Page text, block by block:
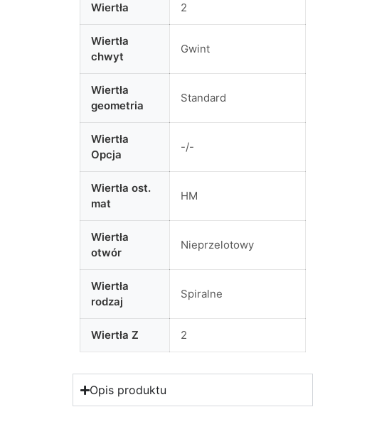
Wiertła 2
Wiertła
chwyt
Gwint
Wiertła
geometria
Standard
Wiertła
Opcja
-/-
Wiertła ost.
mat
HM
Wiertła
otwór
Nieprzelotowy
Wiertła
rodzaj
Spiralne
Wiertła Z 2
Opis produktu